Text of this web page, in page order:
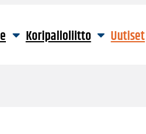
Koripalloliitto Uutiset